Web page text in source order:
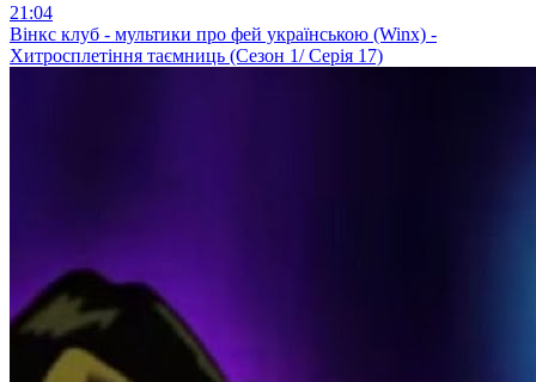
21:04
Вінкс клуб - мультики про фей українською (Winx) -
Хитросплетіння таємниць (Сезон 1/ Серія 17)